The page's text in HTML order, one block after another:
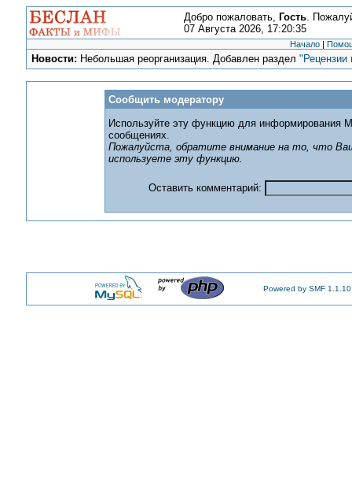
Добро пожаловать, Гость.
07 Августа 2026, 17:20:35
Начало |
Новости: Небольшая реорганизация. Добавлен раздел"Рецензии
Сообщить модератору
Используйте эту функцию для информирования
сообщениях.
Пожалуйста, обратите внимание на то, что
используете эту функцию.
Оставить комментарий:
Powered by SMF 1.1.10